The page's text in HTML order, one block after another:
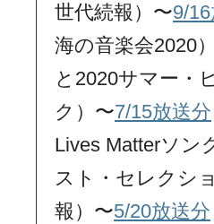
世代続報）〜9/
海の音楽会2020
と2020サマー・
ク）〜7/15放送分
Lives Matterソン
スト・セレクシ
報）〜5/20放送分